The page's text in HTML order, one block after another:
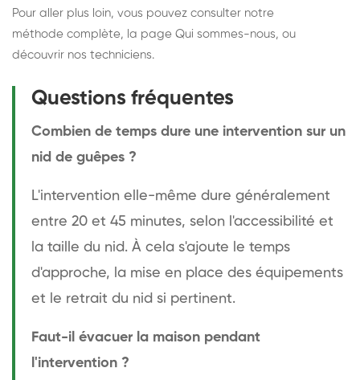
Pour aller plus loin, vous pouvez consulter notre
méthode complète, la page Qui sommes-nous, ou
découvrir nos techniciens.
Questions fréquentes
Combien de temps dure une intervention sur un
nid de guêpes ?
L'intervention elle-même dure généralement
entre 20 et 45 minutes, selon l'accessibilité et
la taille du nid. À cela s'ajoute le temps
d'approche, la mise en place des équipements
et le retrait du nid si pertinent.
Faut-il évacuer la maison pendant
l'intervention ?